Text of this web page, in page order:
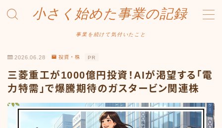
小さく始めた事業の記録
事業を続けて気付いたこと
Amazonせどり
トラブル事例
出品ノウハウ
2026.06.28 投資・株 PR
三菱重工が1000億円投資！AIが渇望する「電
力特需」で爆騰期待のガスタービン関連株